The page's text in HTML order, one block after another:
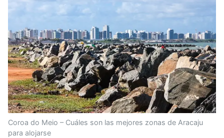
Coroa do Meio – Cuáles son las mejores zonas de Aracaju
para alojarse